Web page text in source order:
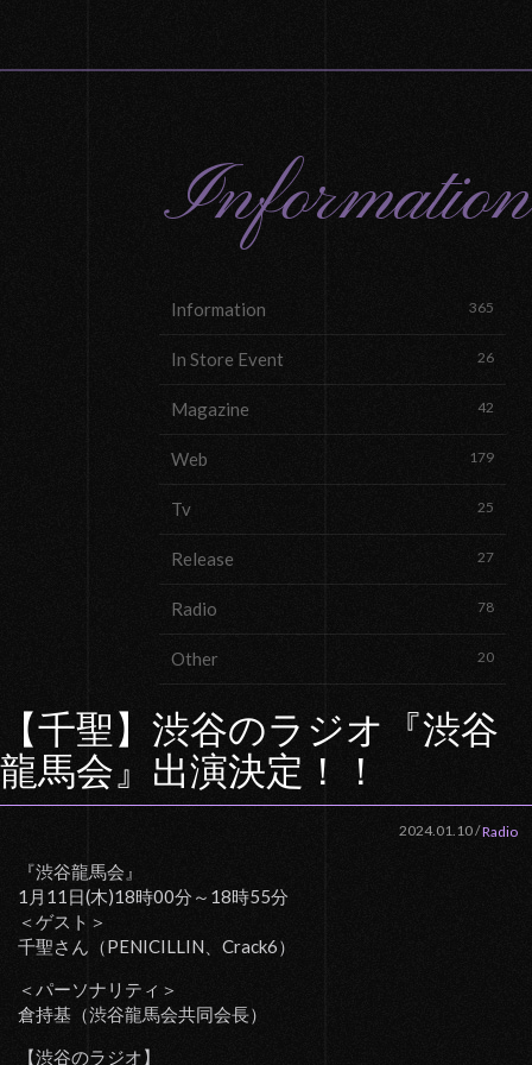
Information
Information 365
In Store Event 26
Magazine 42
Web 179
Tv 25
Release 27
Radio 78
Other 20
【千聖】渋谷のラジオ『渋谷
龍馬会』出演決定！！
2024.01.10/Radio
『渋谷龍馬会』
1月11日(木)18時00分～18時55分
＜ゲスト＞
千聖さん（PENICILLIN、Crack6）
＜パーソナリティ＞
倉持基（渋谷龍馬会共同会長）
【渋谷のラジオ】